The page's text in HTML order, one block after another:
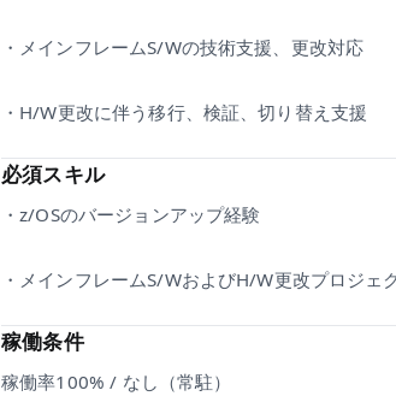
・メインフレームS/Wの技術支援、更改対応
・H/W更改に伴う移行、検証、切り替え支援
必須スキル
・z/OSのバージョンアップ経験
・メインフレームS/WおよびH/W更改プロジェ
稼働条件
稼働率100% / なし（常駐）